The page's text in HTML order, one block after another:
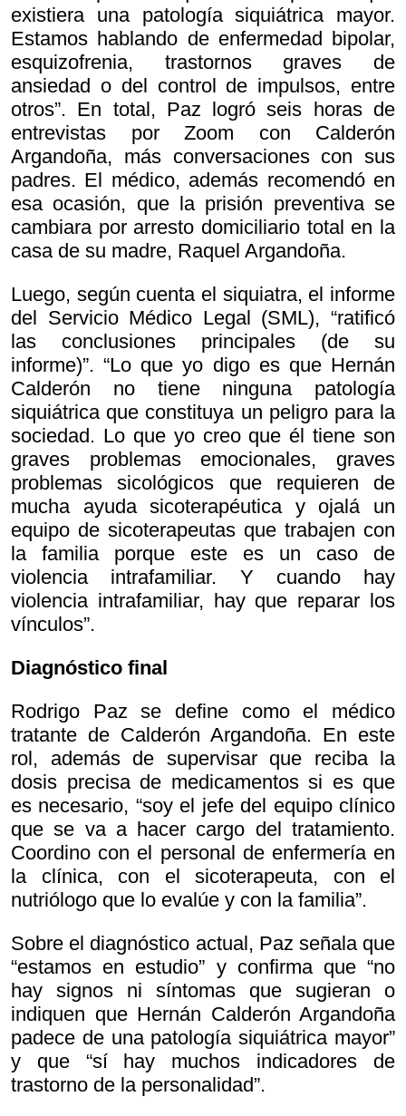
existiera una patología siquiátrica mayor.
Estamos hablando de enfermedad bipolar,
esquizofrenia, trastornos graves de
ansiedad o del control de impulsos, entre
otros”. En total, Paz logró seis horas de
entrevistas por Zoom con Calderón
Argandoña, más conversaciones con sus
padres. El médico, además recomendó en
esa ocasión, que la prisión preventiva se
cambiara por arresto domiciliario total en la
casa de su madre, Raquel Argandoña.
Luego, según cuenta el siquiatra, el informe
del Servicio Médico Legal (SML), “ratificó
las conclusiones principales (de su
informe)”. “Lo que yo digo es que Hernán
Calderón no tiene ninguna patología
siquiátrica que constituya un peligro para la
sociedad. Lo que yo creo que él tiene son
graves problemas emocionales, graves
problemas sicológicos que requieren de
mucha ayuda sicoterapéutica y ojalá un
equipo de sicoterapeutas que trabajen con
la familia porque este es un caso de
violencia intrafamiliar. Y cuando hay
violencia intrafamiliar, hay que reparar los
vínculos”.
Diagnóstico final
Rodrigo Paz se define como el médico
tratante de Calderón Argandoña. En este
rol, además de supervisar que reciba la
dosis precisa de medicamentos si es que
es necesario, “soy el jefe del equipo clínico
que se va a hacer cargo del tratamiento.
Coordino con el personal de enfermería en
la clínica, con el sicoterapeuta, con el
nutriólogo que lo evalúe y con la familia”.
Sobre el diagnóstico actual, Paz señala que
“estamos en estudio” y confirma que “no
hay signos ni síntomas que sugieran o
indiquen que Hernán Calderón Argandoña
padece de una patología siquiátrica mayor”
y que “sí hay muchos indicadores de
trastorno de la personalidad”.